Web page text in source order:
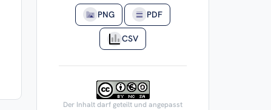
PNG PDF
CSV
Der Inhalt darf geteilt und angepasst